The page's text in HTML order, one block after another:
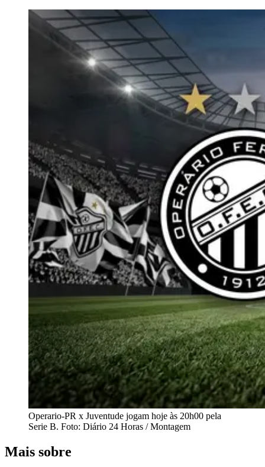
Operario-PR x Juventude jogam hoje às 20h00 pela
Serie B. Foto: Diário 24 Horas / Montagem
Mais sobre